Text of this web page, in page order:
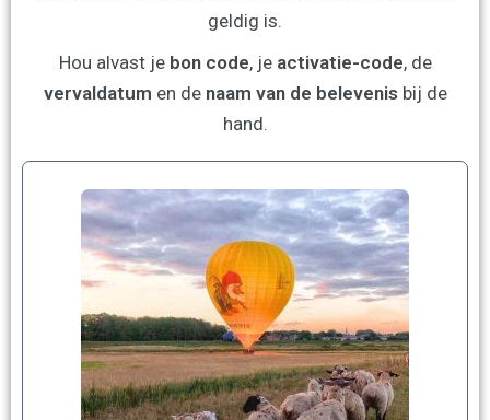
geldig is.
Hou alvast je bon code, je activatie-code, de
vervaldatum en de naam van de belevenisbij de
hand.